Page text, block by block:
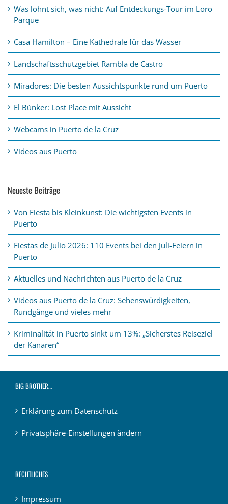
Was lohnt sich, was nicht: Auf Entdeckungs-Tour im Loro
Parque
Casa Hamilton – Eine Kathedrale für das Wasser
Landschaftsschutzgebiet Rambla de Castro
Miradores: Die besten Aussichtspunkte rund um Puerto
El Búnker: Lost Place mit Aussicht
Webcams in Puerto de la Cruz
Videos aus Puerto
Neueste Beiträge
Von Fiesta bis Kleinkunst: Die wichtigsten Events in
Puerto
Fiestas de Julio 2026: 110 Events bei den Juli-Feiern in
Puerto
Aktuelles und Nachrichten aus Puerto de la Cruz
Videos aus Puerto de la Cruz: Sehenswürdigkeiten,
Rundgänge und vieles mehr
Kriminalität in Puerto sinkt um 13%: „Sicherstes Reiseziel
der Kanaren“
BIG BROTHER…
Erklärung zum Datenschutz
Privatsphäre-Einstellungen ändern
RECHTLICHES
Impressum